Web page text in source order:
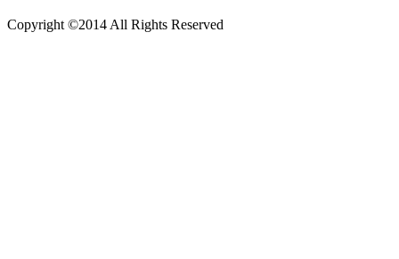
Copyright ©2014 All Rights Reserved